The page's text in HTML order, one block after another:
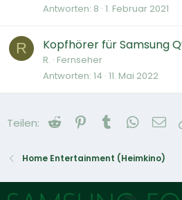
Antworten 8 1. Februar 2021
R Kopfhörer für Samsung
R. Fernseher
Antworten 14 11. Mai 2022
Teilen: Reddit Pinterest
Tumblr
Home Entertainment (Heimkino)